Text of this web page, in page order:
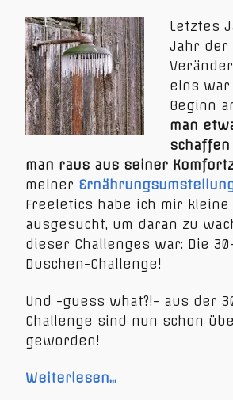
Letztes
Jahr der
eins war
Beginn
man
schaffen
man raus aus seiner
meiner
Freeletics habe ich mir kleine
ausgesucht, um daran zu
dieser Challenges war: Die
Duschen-Challenge!
Und -guess what?!- aus der
Challenge sind nun schon
geworden!
Weiterlesen…